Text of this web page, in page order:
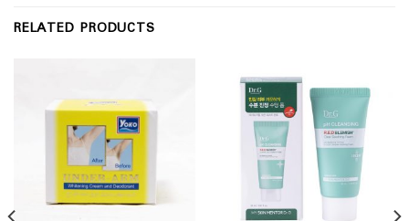
RELATED PRODUCTS